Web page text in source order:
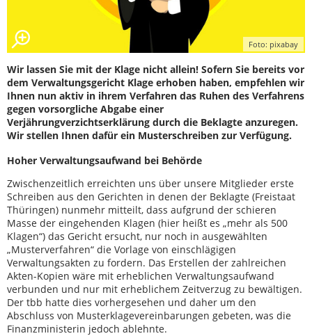
Foto: pixabay
Wir lassen Sie mit der Klage nicht allein! Sofern Sie bereits vor
dem Verwaltungsgericht Klage erhoben haben, empfehlen wir
Ihnen nun aktiv in ihrem Verfahren das Ruhen des Verfahrens
gegen vorsorgliche Abgabe einer
Verjährungverzichtserklärung durch die Beklagte anzuregen.
Wir stellen Ihnen dafür ein Musterschreiben zur Verfügung.
Hoher Verwaltungsaufwand bei Behörde
Zwischenzeitlich erreichten uns über unsere Mitglieder erste
Schreiben aus den Gerichten in denen der Beklagte (Freistaat
Thüringen) nunmehr mitteilt, dass aufgrund der schieren
Masse der eingehenden Klagen (hier heißt es „mehr als 500
Klagen“) das Gericht ersucht, nur noch in ausgewählten
„Musterverfahren“ die Vorlage von einschlägigen
Verwaltungsakten zu fordern. Das Erstellen der zahlreichen
Akten-Kopien wäre mit erheblichen Verwaltungsaufwand
verbunden und nur mit erheblichem Zeitverzug zu bewältigen.
Der tbb hatte dies vorhergesehen und daher um den
Abschluss von Musterklagevereinbarungen gebeten, was die
Finanzministerin jedoch ablehnte.